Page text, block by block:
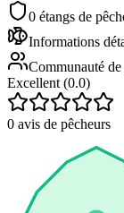
0 étangs de
Informations
Communauté de
Excellent (0.0)
0 avis de pêcheurs